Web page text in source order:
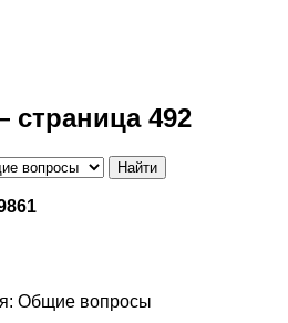
492
Найти
Общие вопросы